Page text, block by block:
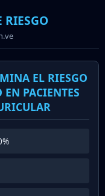
RIESGO
EL RIESGO
PACIENTES